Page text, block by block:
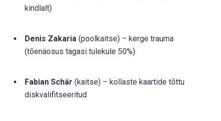
kindlalt)
Denis Zakaria (poolkaitse) – kerge trauma
(tõenäosus tagasi tulekule 50%)
Fabian Schär (kaitse) – kollaste kaartide tõttu
diskvalifitseeritud